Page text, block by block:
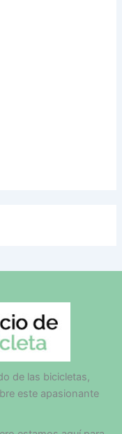
de las bicicletas,
este apasionante